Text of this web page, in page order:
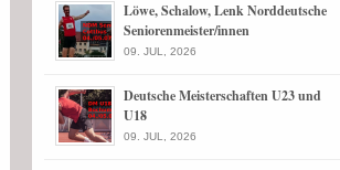
Löwe, Schalow, Lenk Norddeutsche
Seniorenmeister/innen
09. JUL, 2026
Deutsche Meisterschaften U23 und
U18
09. JUL, 2026